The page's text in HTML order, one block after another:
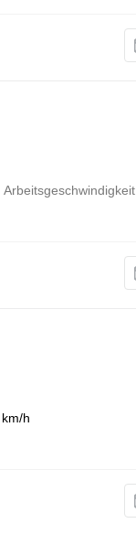
Arbeitsgeschwindigkeit
h